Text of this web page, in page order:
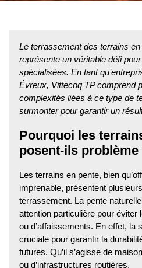
Le terrassement des terrains
représente un véritable défi
spécialisées. En tant
Évreux, Vittecoq TP comprend
complexités liées à ce type de
surmonter pour garantir un
Pourquoi les
posent-ils problème
Les terrains en pente, bien
imprenable, présentent
terrassement. La pente
attention particulière pour éviter
ou d’affaissements. En effet, la
cruciale pour garantir la
futures. Qu’il s’agisse de
ou d’infrastructures routières.